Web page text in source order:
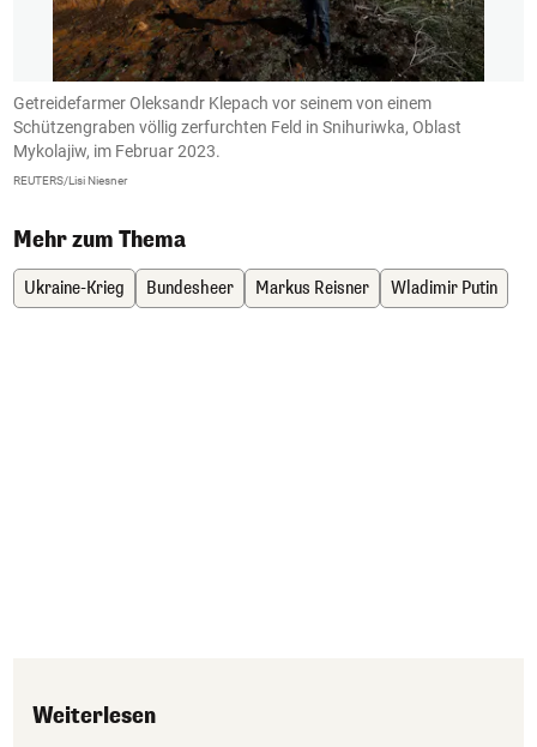
Getreidefarmer Oleksandr Klepach vor seinem von einem
Schützengraben völlig zerfurchten Feld in Snihuriwka, Oblast
Mykolajiw, im Februar 2023.
REUTERS/Lisi Niesner
Mehr zum Thema
Ukraine-Krieg Bundesheer Markus Reisner Wladimir Putin
Weiterlesen